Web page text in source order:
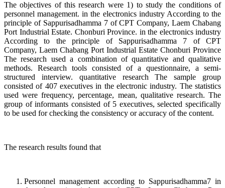
The objectives of this research were 1) to study the conditions of
personnel management. in the electronics industry According to the
principle of Sappurisadhamma 7 of CPT Company, Laem Chabang
Port Industrial Estate. Chonburi Province. in the electronics industry
According to the principle of Sappurisadhamma 7 of CPT
Company, Laem Chabang Port Industrial Estate Chonburi Province
The research used a combination of quantitative and qualitative
methods. Research tools consisted of a questionnaire, a semi-
structured interview. quantitative research The sample group
consisted of 407 executives in the electronic industry. The statistics
used were frequency, percentage, mean, qualitative research. The
group of informants consisted of 5 executives, selected specifically
to be used for checking the consistency or accuracy of the content.
The research results found that
Personnel management according to Sappurisadhamma7 in